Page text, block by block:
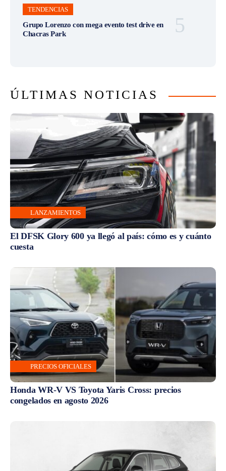
TENDENCIAS
Grupo Lorenzo con mega evento test drive en
Chacras Park
ÚLTIMAS NOTICIAS
LANZAMIENTOS
El DFSK Glory 600 ya llegó al país: cómo es y cuánto
cuesta
PRECIOS OFICIALES
Honda WR-V VS Toyota Yaris Cross: precios
congelados en agosto 2026